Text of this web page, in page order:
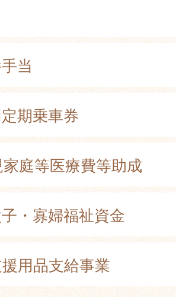
当
期乗車券
庭等医療費等助成
・寡婦福祉資金
用品支給事業